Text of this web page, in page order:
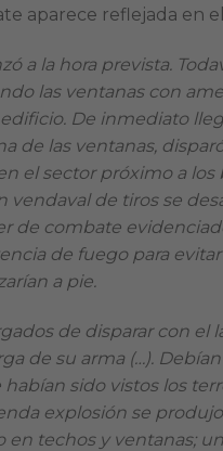
aparece reflejada en
a la hora prevista.
las ventanas con
De inmediato
de las ventanas,
el sector próximo a
vendaval de tiros se
de combate
de fuego para
a pie.
de disparar con
de su arma (…).
sido vistos los
explosión se
techos y ventanas;